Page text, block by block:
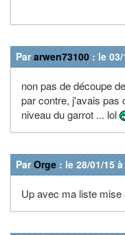
Pararwen73100 : le
non pas de découpe
par contre, j'avais pas
niveau du garrot ... lol
ParOrge : le 28/01/15
Up avec ma liste mise